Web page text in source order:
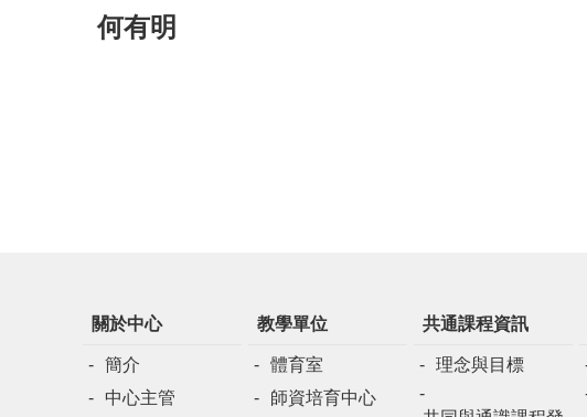
何有明
關於中心
簡介
中心主管
教學單位
體育室
師資培育中心
共通課程資訊
理念與目標